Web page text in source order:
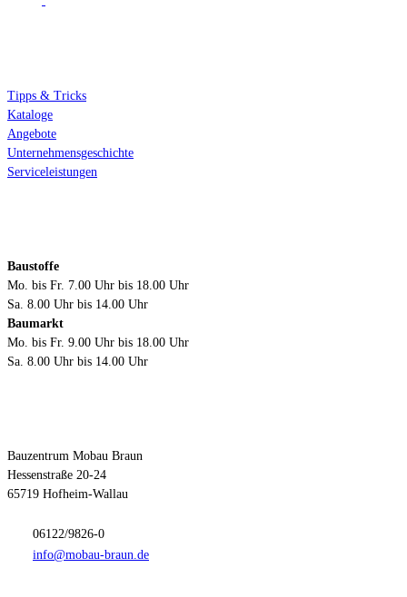
Tipps & Tricks
Kataloge
Angebote
Unternehmensgeschichte
Serviceleistungen
Baustoffe
Mo. bis Fr. 7.00 Uhr bis 18.00 Uhr
Sa. 8.00 Uhr bis 14.00 Uhr
Baumarkt
Mo. bis Fr. 9.00 Uhr bis 18.00 Uhr
Sa. 8.00 Uhr bis 14.00 Uhr
Bauzentrum Mobau Braun
Hessenstraße 20-24
65719 Hofheim-Wallau
06122/9826-0
info@mobau-braun.de